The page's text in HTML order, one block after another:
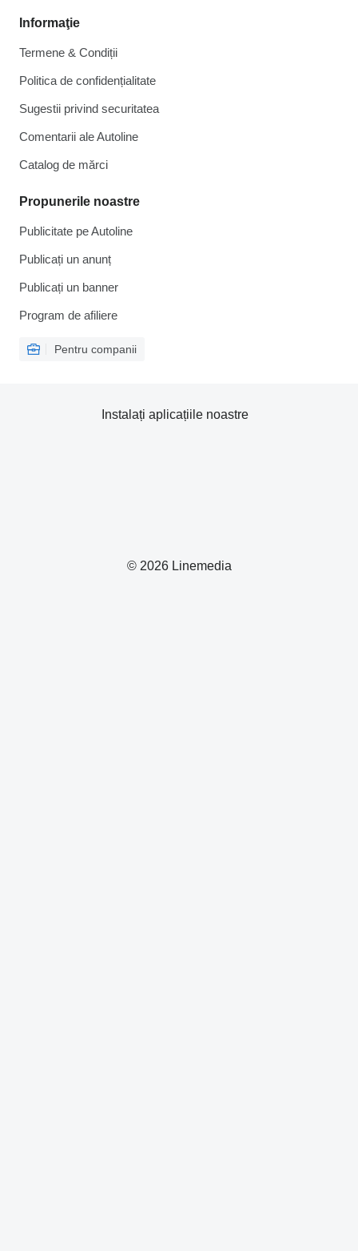
Informaţie
Termene & Condiții
Politica de confidențialitate
Sugestii privind securitatea
Comentarii ale Autoline
Catalog de mărcі
Propunerile noastre
Publicitate pe Autoline
Publicați un anunț
Publicați un banner
Program de afiliere
Pentru companii
© 2026 Linemedia
Instalați aplicațiile noastre